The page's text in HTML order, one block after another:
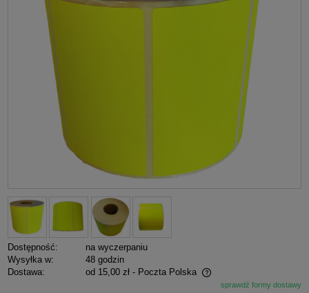
Dostępność:
na wyczerpaniu
Wysyłka w:
48 godzin
Dostawa:
od 15,00 zł - Poczta Polska
Cena nie zawiera ewentualnych kosztów płatnościsprawdź formy dostawy